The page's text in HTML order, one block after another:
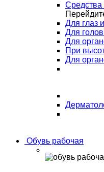
Средства
Для глаз
Для
Для
При
Для
Обувь рабочая